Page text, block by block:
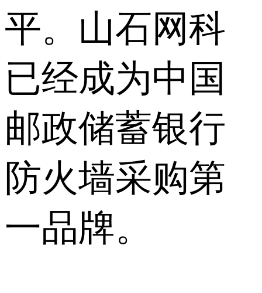
平。山石网科
已经成为中国
邮政储蓄银行
防火墙采购第
一品牌。